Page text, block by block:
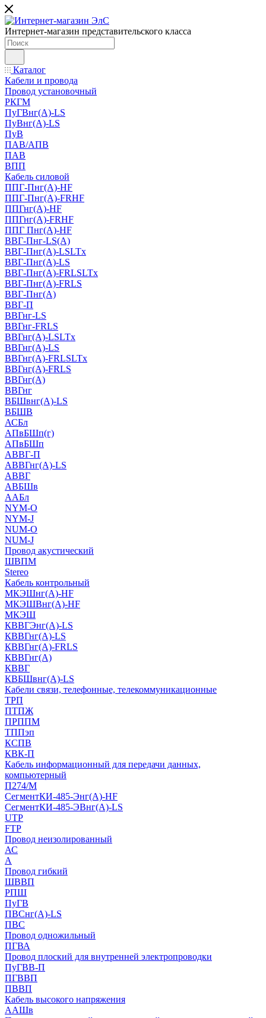
Интернет-магазин представительского класса
Каталог
Кабели и провода
Провод установочный
РКГМ
ПуГВнг(А)-LS
ПуВнг(А)-LS
ПуВ
ПАВ/АПВ
ПАВ
ВПП
Кабель силовой
ППГ-Пнг(А)-HF
ППГ-Пнг(А)-FRHF
ППГнг(А)-HF
ППГнг(А)-FRHF
ППГ Пнг(А)-HF
ВВГ-Пнг-LS(А)
ВВГ-Пнг(А)-LSLTx
ВВГ-Пнг(А)-LS
ВВГ-Пнг(А)-FRLSLTx
ВВГ-Пнг(А)-FRLS
ВВГ-Пнг(А)
ВВГ-П
ВВГнг-LS
ВВГнг-FRLS
ВВГнг(А)-LSLTx
ВВГнг(А)-LS
ВВГнг(А)-FRLSLTx
ВВГнг(А)-FRLS
ВВГнг(А)
ВВГнг
ВБШвнг(А)-LS
ВБШВ
АСБл
АПвБШп(г)
АПвБШп
АВВГ-П
АВВГнг(А)-LS
АВВГ
АВБШв
ААБл
NYM-O
NYM-J
NUM-О
NUM-J
Провод акустический
ШВПМ
Stereo
Кабель контрольный
МКЭШнг(A)-HF
МКЭШВнг(А)-HF
МКЭШ
КВВГЭнг(А)-LS
КВВГнг(А)-LS
КВВГнг(А)-FRLS
КВВГнг(А)
КВВГ
КВБШвнг(А)-LS
Кабели связи, телефонные, телекоммуникационные
ТРП
ПТПЖ
ПРППМ
ТППэп
КСПВ
КВК-П
Кабель информационный для передачи данных,
компьютерный
П274/М
СегментКИ-485-Энг(А)-HF
СегментКИ-485-ЭВнг(А)-LS
UTP
FTP
Провод неизолированный
АС
А
Провод гибкий
ШВВП
РПШ
ПуГВ
ПВСнг(А)-LS
ПВС
Провод одножильный
ПГВА
Провод плоский для внутренней электропроводки
ПуГВВ-П
ПГВВП
ПВВП
Кабель высокого напряжения
ААШв